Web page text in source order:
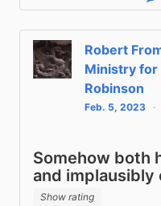
Robert
Ministry for
Robinson
Feb. 5, 2023
Somehow both
and
Show rating